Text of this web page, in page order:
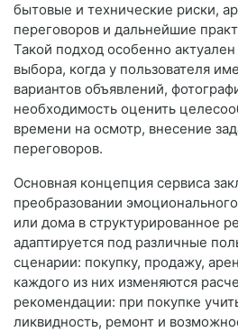
бытовые и технические риски,
переговоров и дальнейшие
Такой подход особенно
выбора, когда у пользователя
вариантов объявлений,
необходимость оценить
времени на осмотр, внесение
переговоров.
Основная концепция сервиса
преобразовании
или дома в структурированное
адаптируется под различные
сценарии: покупку, продажу,
каждого из них изменяются
рекомендации: при покупке
ликвидность, ремонт и